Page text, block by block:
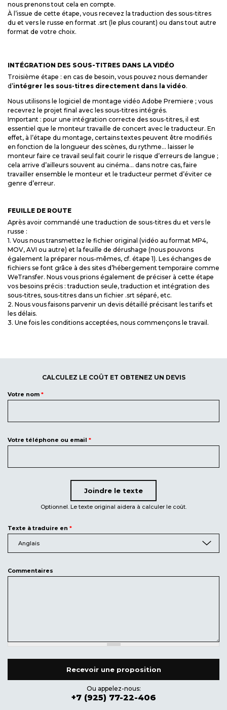
nous prenons tout cela en compte.
À l’issue de cette étape, vous recevez la traduction des sous-titres
du et vers le russe en format .srt (le plus courant) ou dans tout autre
format de votre choix.
INTÉGRATION DES SOUS-TITRES DANS LA VIDÉO
Troisième étape : en cas de besoin, vous pouvez nous demander
d’intégrer les sous-titres directement dans la vidéo.
Nous utilisons le logiciel de montage vidéo Adobe Premiere ; vous
recevrez le projet final avec les sous-titres intégrés.
Important : pour une intégration correcte des sous-titres, il est
essentiel que le monteur travaille de concert avec le traducteur. En
effet, à l’étape du montage, certains textes peuvent être modifiés
en fonction de la longueur des scènes, du rythme… laisser le
monteur faire ce travail seul fait courir le risque d’erreurs de langue ;
cela arrive d’ailleurs souvent au cinéma… dans notre cas, faire
travailler ensemble le monteur et le traducteur permet d’éviter ce
genre d’erreur.
FEUILLE DE ROUTE
Après avoir commandé une traduction de sous-titres du et vers le
russe :
1. Vous nous transmettez le fichier original (vidéo au format MP4,
MOV, AVI ou autre) et la feuille de dérushage (nous pouvons
également la préparer nous-mêmes, cf. étape 1). Les échanges de
fichiers se font grâce à des sites d’hébergement temporaire comme
WeTransfer. Nous vous prions également de préciser à cette étape
vos besoins précis : traduction seule, traduction et intégration des
sous-titres, sous-titres dans un fichier .srt séparé, etc.
2. Nous vous faisons parvenir un devis détaillé précisant les tarifs et
les délais.
3. Une fois les conditions acceptées, nous commençons le travail.
CALCULEZ LE COÛT ET OBTENEZ UN DEVIS
Votre nom *
Votre téléphone ou email *
Joindre le texte
Joindre un fichier
Optionnel. Le texte original aidera à calculer le coût.
Texte à traduire en *
Anglais
Commentaires
Ou appelez-nous:
+7 (925) 77-22-406